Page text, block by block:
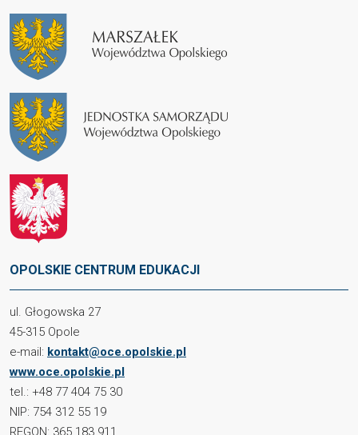
OPOLSKIE CENTRUM EDUKACJI
ul. Głogowska 27
45-315 Opole
e-mail: kontakt@oce.opolskie.pl
www.oce.opolskie.pl
tel.: +48 77 404 75 30
NIP: 754 312 55 19
REGON: 365 183 911